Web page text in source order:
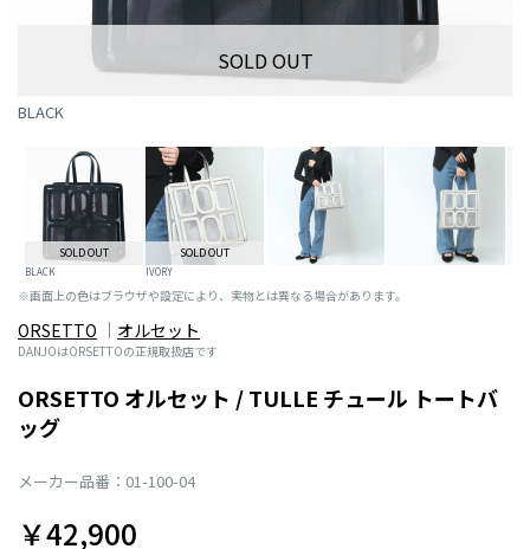
SOLD OUT
BLACK
SOLD OUT
BLACK
SOLD OUT
IVORY
※画面上の色はブラウザや設定により、実物とは異なる場合があります。
ORSETTO オルセット
DANJOはORSETTOの正規取扱店です
ORSETTO オルセット / TULLE チュール トートバ
ッグ
メーカー品番：01-100-04
￥42,900